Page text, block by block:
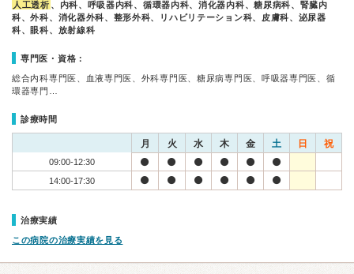
人工透析 、内科、呼吸器内科、循環器内科、消化器内科、糖尿病科、腎臓内
科、外科、消化器外科、整形外科、リハビリテーション科、皮膚科、泌尿器
科、眼科、放射線科
専門医・資格：
総合内科専門医、血液専門医、外科専門医、糖尿病専門医、呼吸器専門医、循
環器専門…
診療時間
月 火 水 木 金 土 日 祝
09:00-12:30
14:00-17:30
治療実績
この病院の治療実績を見る